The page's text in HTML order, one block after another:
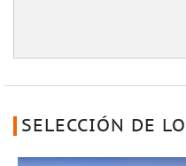
SELECCIÓN DE